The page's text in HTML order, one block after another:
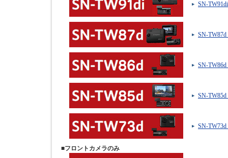
SN-
SN-
SN-
SN-
SN-
■フロントカメラのみ